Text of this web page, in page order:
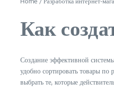
Как
Создание эффективной
удобно сортировать товары
выбрать те, которые